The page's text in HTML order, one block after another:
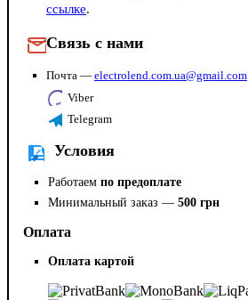
ссылке.
Связь с нами
Почта — electrolend.com.ua@gmail.com
Viber
Telegram
Условия
Работаем по предоплате
Минимальный заказ — 500 грн
Оплата
Оплата картой